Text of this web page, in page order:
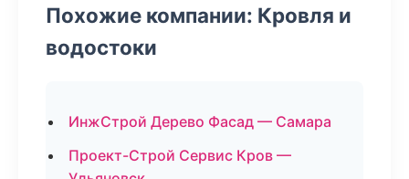
Похожие компании: Кровля и
водостоки
ИнжСтрой Дерево Фасад — Самара
Проект-Строй Сервис Кров —